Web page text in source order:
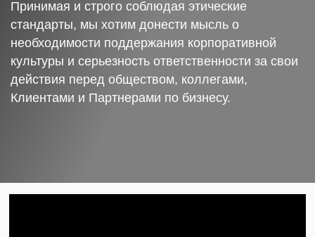
Принимая и строго соблюдая этические
стандарты, мы хотим донести мысль о
необходимости поддержания корпоративной
культуры и серьезность ответственности за свои
действия перед обществом, коллегами,
Клиентами и Партнерами по бизнесу.